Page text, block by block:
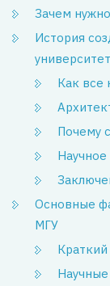
Зачем
История
Как все
Почему
Основные
МГУ